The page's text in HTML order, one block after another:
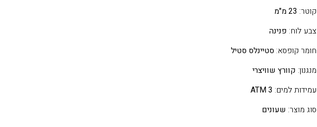
קוטר: 23 מ"מ
צבע לוח: פנינה
חומר קופסא: סטיינלס סטיל
מנגנון: קוורץ שוויצרי
עמידות למים: 3 ATM
סוג מוצר: שעונים